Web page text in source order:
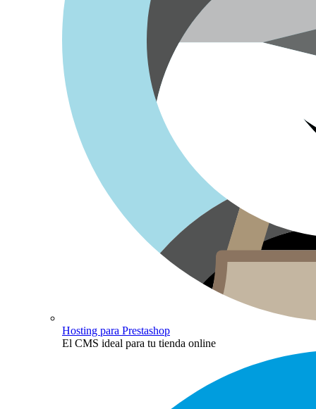
Hosting para Prestashop
El CMS ideal para tu tienda online